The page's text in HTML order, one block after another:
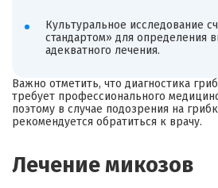
Культуральное исследование
стандартом» для определения
адекватного лечения.
Важно отметить, что диагностика
требует профессионального
поэтому в случае подозрения на
рекомендуется обратиться к врачу.
Лечение микозов